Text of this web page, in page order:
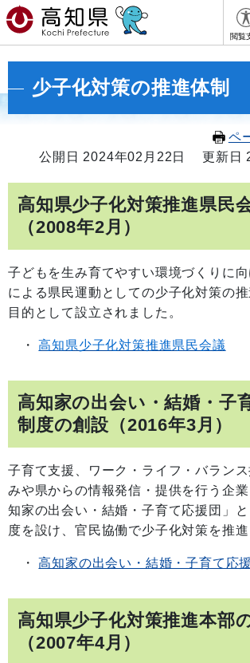
閲覧
少子化対策の推進体制
ペ
公開日 2024年02月22日
更新日
高知県少子化対策推進県民
（2008年2月）
子どもを生み育てやすい環境づくりに
による県民運動としての少子化対策の
目的として設立されました。
・高知県少子化対策推進県民会議
高知家の出会い・結婚・子
制度の創設（2016年3月）
子育て支援、ワーク・ライフ・バラン
みや県からの情報発信・提供を行う企
知家の出会い・結婚・子育て応援団」
度を設け、官民協働で少子化対策を推進
・高知家の出会い・結婚・子育て応
高知県少子化対策推進本部
（2007年4月）